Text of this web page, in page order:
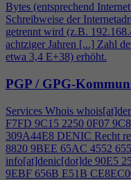
Bytes (entsprechend
Schreibweise der
getrennt wird (z.B. 192.168.
achtziger Jahren [...] Zahl
etwa 3,4 E+38) erhöht.
PGP / GPG-
Services Whois
F7FD 9C15 2250 0F07
309A44E8 DENIC Recht
8820 9BEE 65AC 4552
info[at]denic[dot]de 90E5
9EBF 656B E51B